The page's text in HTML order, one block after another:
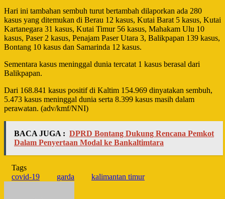
Hari ini tambahan sembuh turut bertambah dilaporkan ada 280
kasus yang ditemukan di Berau 12 kasus, Kutai Barat 5 kasus, Kutai
Kartanegara 31 kasus, Kutai Timur 56 kasus, Mahakam Ulu 10
kasus, Paser 2 kasus, Penajam Paser Utara 3, Balikpapan 139 kasus,
Bontang 10 kasus dan Samarinda 12 kasus.
Sementara kasus meninggal dunia tercatat 1 kasus berasal dari
Balikpapan.
Dari 168.841 kasus positif di Kaltim 154.969 dinyatakan sembuh,
5.473 kasus meninggal dunia serta 8.399 kasus masih dalam
perawatan. (adv/kmf/NNI)
BACA JUGA : DPRD Bontang Dukung Rencana Pemkot
Dalam Penyertaan Modal ke Bankaltimtara
Tags
covid-19
garda kalimantan timur